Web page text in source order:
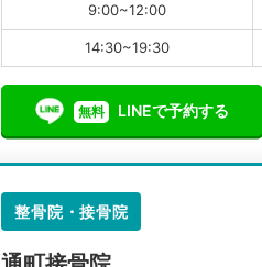
9:00~12:00
14:30~19:30
無料 LINEで予約する
整骨院・接骨院